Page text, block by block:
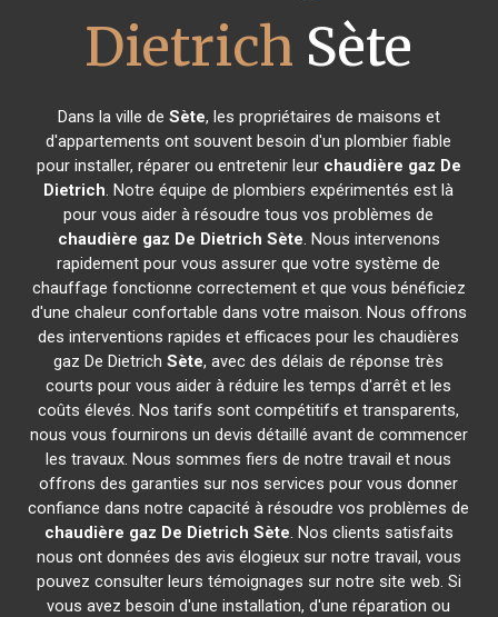
Dietrich Sète
Dans la ville de Sète, les propriétaires de maisons et
d'appartements ont souvent besoin d'un plombier fiable
pour installer, réparer ou entretenir leur chaudière gaz De
Dietrich. Notre équipe de plombiers expérimentés est là
pour vous aider à résoudre tous vos problèmes de
chaudière gaz De Dietrich Sète. Nous intervenons
rapidement pour vous assurer que votre système de
chauffage fonctionne correctement et que vous bénéficiez
d'une chaleur confortable dans votre maison. Nous offrons
des interventions rapides et efficaces pour les chaudières
gaz De DietrichSète, avec des délais de réponse très
courts pour vous aider à réduire les temps d'arrêt et les
coûts élevés. Nos tarifs sont compétitifs et transparents,
nous vous fournirons un devis détaillé avant de commencer
les travaux. Nous sommes fiers de notre travail et nous
offrons des garanties sur nos services pour vous donner
confiance dans notre capacité à résoudre vos problèmes de
chaudière gaz De Dietrich Sète. Nos clients satisfaits
nous ont données des avis élogieux sur notre travail, vous
pouvez consulter leurs témoignages sur notre site web. Si
vous avez besoin d'une installation, d'une réparation ou